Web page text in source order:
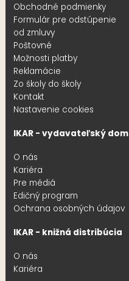
Obchodné podmienky
Formulár pre odstúpenie
od zmluvy
Poštovné
Možnosti platby
Reklamácie
Zo školy do školy
Kontakt
Nastavenie cookies
IKAR - vydavateľský dom
O nás
Kariéra
Pre médiá
Edičný program
Ochrana osobných údajov
IKAR - knižná distribúcia
O nás
Kariéra